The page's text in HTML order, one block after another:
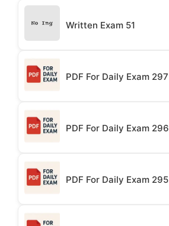
Written Exam 51
PDF For Daily Exam 297
PDF For Daily Exam 296
PDF For Daily Exam 295